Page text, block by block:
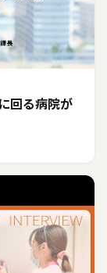
回る病院が